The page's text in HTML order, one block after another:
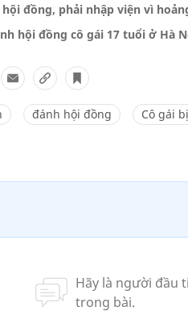
đồng, phải nhập viện vì
hội đồng cô gái 17 tuổi ở Hà
đánh hội đồng Cô gái